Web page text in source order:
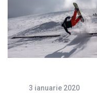
3 ianuarie 2020